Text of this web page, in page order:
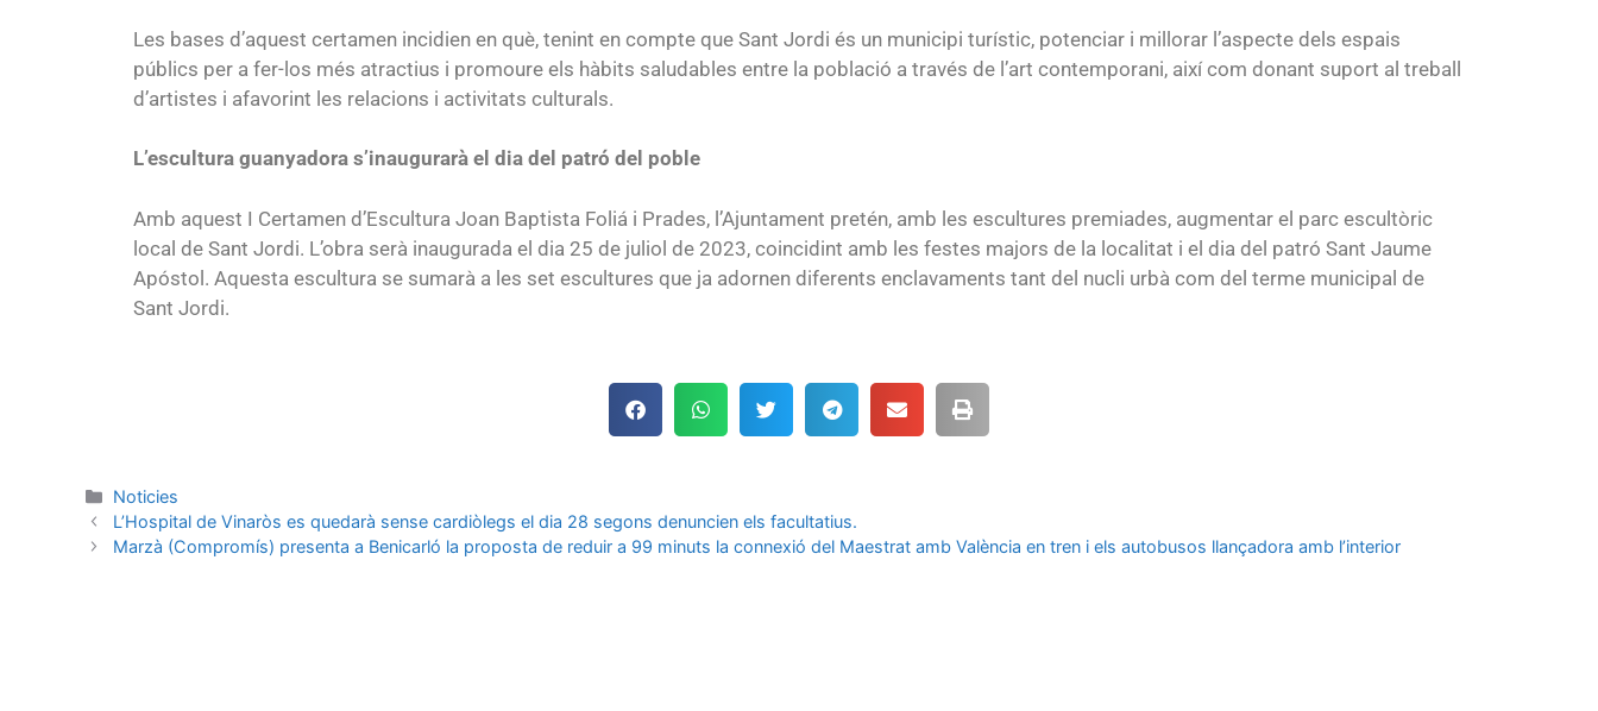
Les bases d’aquest certamen incidien en què, tenint en compte que Sant Jordi és un municipi turístic, potenciar i millorar l’aspecte dels espais
públics per a fer-los més atractius i promoure els hàbits saludables entre la població a través de l’art contemporani, així com donant suport al treball
d’artistes i afavorint les relacions i activitats culturals.
L’escultura guanyadora s’inaugurarà el dia del patró del poble
Amb aquest I Certamen d’Escultura Joan Baptista Foliá i Prades, l’Ajuntament pretén, amb les escultures premiades, augmentar el parc escultòric
local de Sant Jordi. L’obra serà inaugurada el dia 25 de juliol de 2023, coincidint amb les festes majors de la localitat i el dia del patró Sant Jaume
Apóstol. Aquesta escultura se sumarà a les set escultures que ja adornen diferents enclavaments tant del nucli urbà com del terme municipal de
Sant Jordi.
Noticies
L’Hospital de Vinaròs es quedarà sense cardiòlegs el dia 28 segons denuncien els facultatius.
Marzà (Compromís) presenta a Benicarló la proposta de reduir a 99 minuts la connexió del Maestrat amb València en tren i els autobusos llançadora amb l’interior